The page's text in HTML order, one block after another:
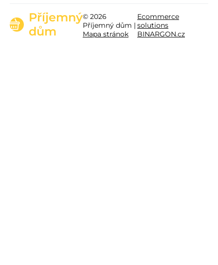
Příjemný
dům
© 2026
Příjemný dům |
Mapa stránok
Ecommerce
solutions
BINARGON.cz